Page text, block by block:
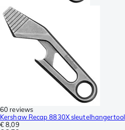
60 reviews
Kershaw Recap 8830X sleutelhangertool
€ 8,09